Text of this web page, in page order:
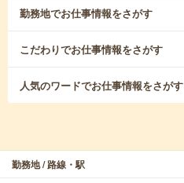
勤務地でお仕事情報をさがす
こだわりでお仕事情報をさがす
人気のワードでお仕事情報をさがす
勤務地 / 路線・駅